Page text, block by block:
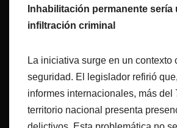
Inhabilitación permanente sería
infiltración criminal
La iniciativa surge en un contexto
seguridad. El legislador refirió
informes internacionales, más del
territorio nacional presenta